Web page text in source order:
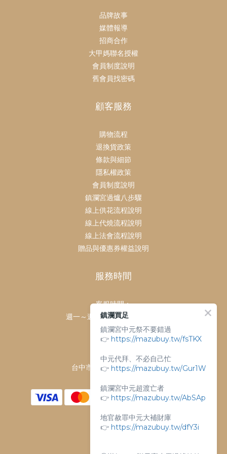
品牌故事
媒體報導
招商合作
大甲媽聯名授權
會員制度說明
舊會員找密碼
顧客服務
購物流程
退換貨政策
條款與細節
隱私權政策
會員制度說明
鎮瀾宮過爐八步驟
線上供花流程說明
線上代燒流程說明
線上法會流程說明
贈品與優惠券權益說明
服務時間
客服時間：
週一～週日 上午9點～下午6點
客服電話：
04-26763688
門市地址：
台中市大甲區順天路238號
鎮瀾買足
鎮瀾宮中元祭不要錯過
👉 https://mazubuy.tw/fsTKX
中元代拜、不必自己忙
👉 https://mazubuy.tw/Gur1W
鎮瀾宮中元超渡亡者
👉 https://mazubuy.tw/AbSAp
地官赦罪中元大補財庫
👉 https://mazubuy.tw/dfY3i